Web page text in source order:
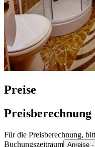
Preise
Preisberechnung
Für die Preisberechnung,
Buchungszeitraum Anreise